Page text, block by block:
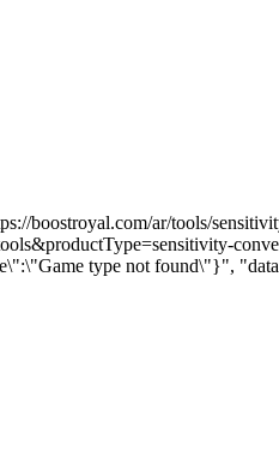
boostroyal.com/ar/tools/
type not found\"}",